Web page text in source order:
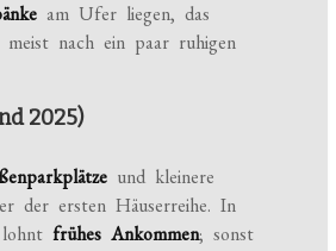
am Ufer liegen, das
meist nach ein paar ruhigen
2025)
und kleinere
der ersten Häuserreihe. In
frühes Ankommen; sonst